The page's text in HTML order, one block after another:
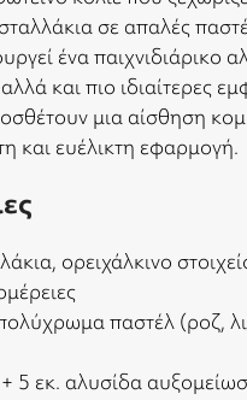
σε απαλές
ένα παιχνιδιάρικο
και πιο ιδιαίτερες
μια αίσθηση
και ευέλικτη εφαρμογή.
ορειχάλκινο
παστέλ (ροζ,
5 εκ. αλυσίδα